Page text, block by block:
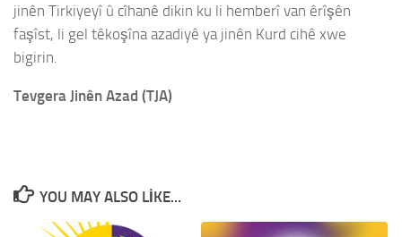
jinên Tirkiyeyî û cîhanê dikin ku li hemberî van êrîşên
faşîst, li gel têkoşîna azadiyê ya jinên Kurd cihê xwe
bigirin.
Tevgera Jinên Azad (TJA)
YOU MAY ALSO LIKE...